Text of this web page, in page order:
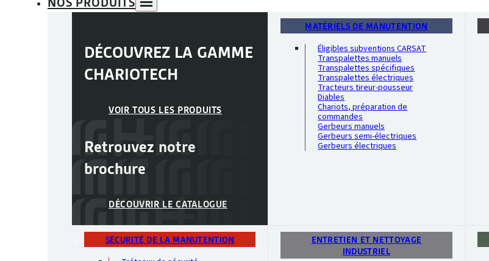
DÉCOUVREZ LA GAMME
CHARIOTECH
VOIR TOUS LES PRODUITS
Retrouvez notre
brochure
DÉCOUVRIR LE CATALOGUE
MATÉRIELS DE MANUTENTION
Éligibles subventions CARSAT
Transpalettes manuels
Transpalettes spécifiques
Transpalettes électriques
Tracteurs tireur-pousseur
Diables
Chariots, préparation de
commandes
Gerbeurs manuels
Gerbeurs semi-électriques
Gerbeurs électriques
SÉCURITÉ DE LA MANUTENTION
ENTRETIEN ET NETTOYAGE
INDUSTRIEL